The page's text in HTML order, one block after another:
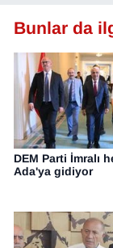
Bunlar da
DEM Parti İmralı
Ada'ya gidiyor